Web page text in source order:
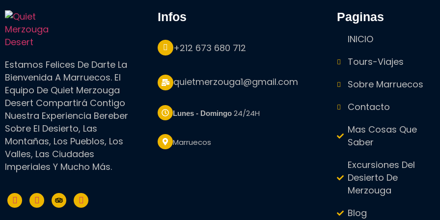
Estamos Felices De Darte La
Bienvenida A Marruecos. El
Equipo De Quiet Merzouga
Desert Compartirá Contigo
Nuestra Experiencia Bereber
Sobre El Desierto, Las
Montañas, Los Pueblos, Los
Valles, Las Ciudades
Imperiales Y Mucho Más.
infos
+212 673 680 712
quietmerzouga1@gmail.com
Lunes - Domingo 24/24H
Marruecos
paginas
INICIO
Tours-Viajes
Sobre Marruecos
Contacto
Mas Cosas Que
Saber
Excursiones Del
Desierto De
Merzouga
Blog